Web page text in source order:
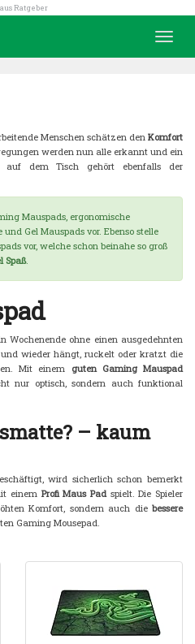
Ratgeber
Toggle
Menschen schätzen den Komfort
werden nun alle erkannt und ein
auf dem Tisch gehört ebenfalls der
Mauspads, ergonomische
Gel Mauspads vor. Ebenso stelle
vor, welche schon beinahe so groß
Spaß.
Wochenende ohne einen ausgedehnten
wieder hängt, ruckelt oder kratzt die
Mit einem guten Gaming Mauspad
nur optisch, sondern auch funktional
– kaum
wird sicherlich schon bemerkt
einem Profi Maus Padspielt. Die Spieler
Komfort, sondern auch die bessere
Gaming Mousepad.